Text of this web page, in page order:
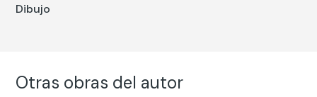
Dibujo
Otras obras del autor